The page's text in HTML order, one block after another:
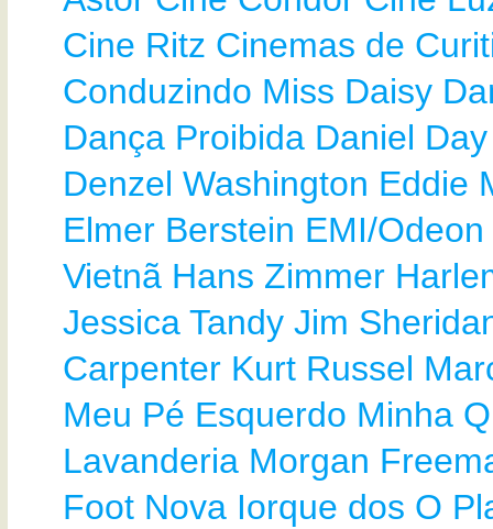
Cine Ritz Cinemas de
Conduzindo Miss Daisy
Dança Proibida Daniel
Denzel Washington Eddie
Elmer Berstein EMI/Odeon
Vietnã Hans Zimmer
Jessica Tandy Jim
Carpenter Kurt Russel
Meu Pé Esquerdo Minha
Lavanderia Morgan
Foot Nova Iorque dos O